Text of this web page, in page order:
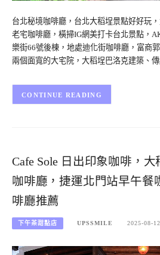
台北秘境咖啡廳，台北大稻埕景點好好玩
老宅咖啡廳，橫掃IG網美打卡台北景點，
樂街66號後棟，地處迪化街咖啡廳，富商
兩個面寬的大宅院，大稻埕巴洛克建築、
CONTINUE READING
Cafe Sole 日出印象咖啡，
咖啡廳，捷運北門站早午餐
啡廳推薦
下午茶甜點店 UPSSMILE 2025-08-12